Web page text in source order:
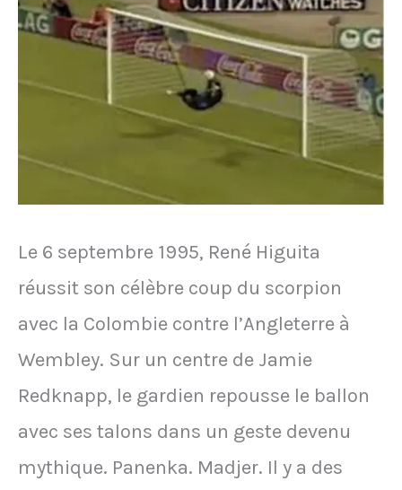
la
finale
de
Copa
Sudamericana,
s'écrase
faisant
71
morts
Le 6 septembre 1995, René Higuita
réussit son célèbre coup du scorpion
avec la Colombie contre l’Angleterre à
Wembley. Sur un centre de Jamie
Redknapp, le gardien repousse le ballon
avec ses talons dans un geste devenu
mythique. Panenka. Madjer. Il y a des